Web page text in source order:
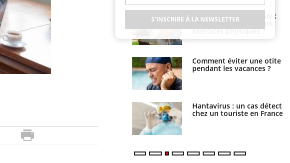
Les troubles du sommeil
modifient votre cerveau !
sensible ou simplement
très empathique ?
Syndrome métabolique :
quels sont les meilleurs
exercices physiques ?
Comment éviter une otite
pendant les vacances ?
Hantavirus : un cas détecté
chez un touriste en France
S'INSCRIRE À LA NEWSLETTER